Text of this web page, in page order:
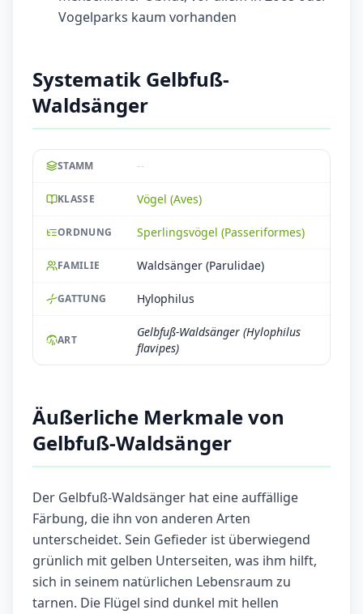
Vogelparks kaum vorhanden
Systematik Gelbfuß-
Waldsänger
STAMM --
KLASSE Vögel (Aves)
ORDNUNG Sperlingsvögel (Passeriformes)
FAMILIE Waldsänger (Parulidae)
GATTUNG Hylophilus
ART
Gelbfuß-Waldsänger (Hylophilus
flavipes)
Äußerliche Merkmale von
Gelbfuß-Waldsänger
Der Gelbfuß-Waldsänger hat eine auffällige
Färbung, die ihn von anderen Arten
unterscheidet. Sein Gefieder ist überwiegend
grünlich mit gelben Unterseiten, was ihm hilft,
sich in seinem natürlichen Lebensraum zu
tarnen. Die Flügel sind dunkel mit hellen